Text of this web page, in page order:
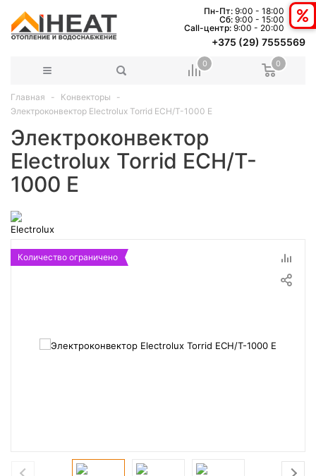
Пн-Пт: 9:00 - 18:00
Сб: 9:00 - 15:00
Сall-центр: 9:00 - 20:00
+375 (29) 7555569
0 0
Главная
Конвекторы
Электроконвектор Electrolux Torrid ECH/T-1000 E
Электроконвектор
Electrolux Torrid ECH/T-
1000 E
Количество ограничено